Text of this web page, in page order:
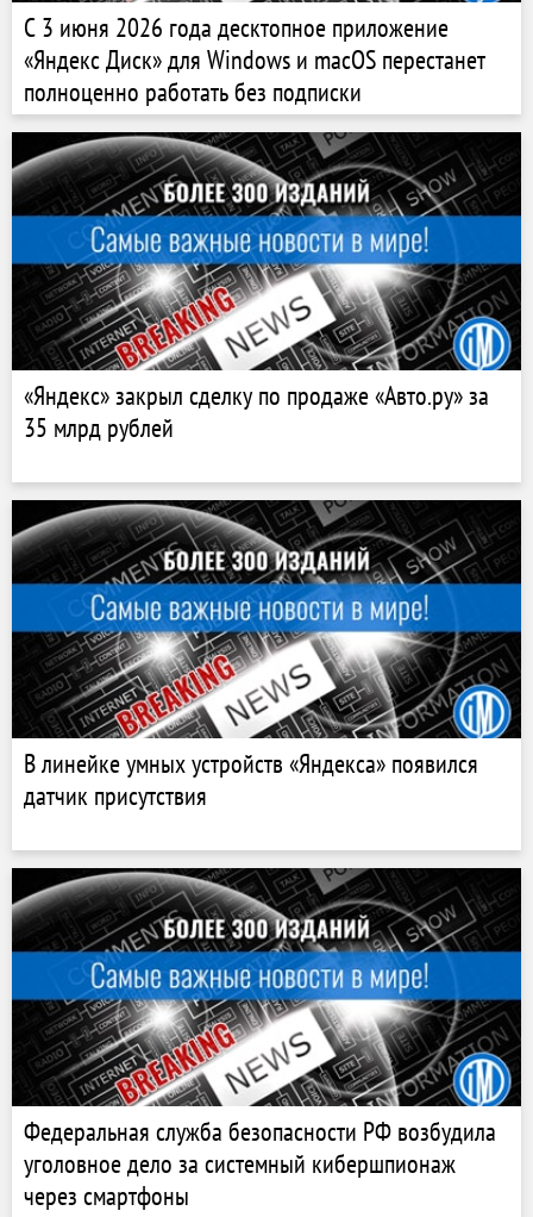
С 3 июня 2026 года десктопное приложение
«Яндекс Диск» для Windows и macOS перестанет
полноценно работать без подписки
«Яндекс» закрыл сделку по продаже «Авто.ру» за
35 млрд рублей
В линейке умных устройств «Яндекса» появился
датчик присутствия
Федеральная служба безопасности РФ возбудила
уголовное дело за системный кибершпионаж
через смартфоны